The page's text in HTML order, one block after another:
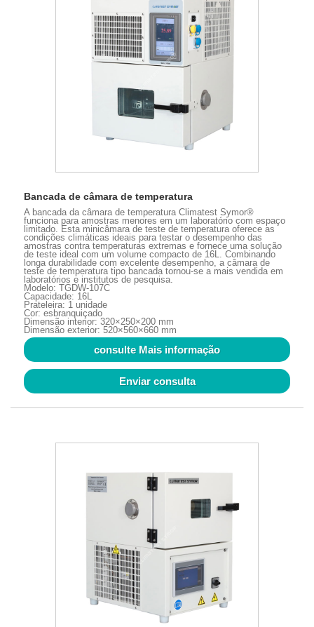
Bancada de câmara de temperatura
A bancada da câmara de temperatura Climatest Symor®
funciona para amostras menores em um laboratório com espaço
limitado. Esta minicâmara de teste de temperatura oferece as
condições climáticas ideais para testar o desempenho das
amostras contra temperaturas extremas e fornece uma solução
de teste ideal com um volume compacto de 16L. Combinando
longa durabilidade com excelente desempenho, a câmara de
teste de temperatura tipo bancada tornou-se a mais vendida em
laboratórios e institutos de pesquisa.
Modelo: TGDW-107C
Capacidade: 16L
Prateleira: 1 unidade
Cor: esbranquiçado
Dimensão interior: 320×250×200 mm
Dimensão exterior: 520×560×660 mm
consulte Mais informação
Enviar consulta